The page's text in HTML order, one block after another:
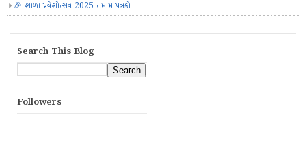
🎉 શાળા પ્રવેશોત્સવ 2025 તમામ પત્રકો
Search This Blog
Followers